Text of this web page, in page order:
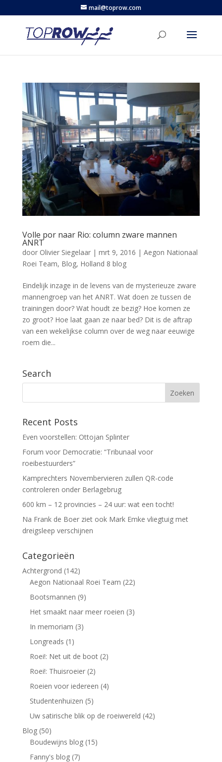
mail@toprow.com
Volle por naar Rio: column zware mannen
ANRT
door Olivier Siegelaar| mrt 9, 2016 | Aegon Nationaal
Roei Team, Blog, Holland 8 blog
Eindelijk inzage in de levens van de mysterieuze zware
mannengroep van het ANRT. Wat doen ze tussen de
trainingen door? Wat houdt ze bezig? Hoe komen ze
zo groot? Hoe laat gaan ze naar bed? Dit is de aftrap
van een wekelijkse column over de weg naar eeuwige
roem die...
Search
Recent Posts
Even voorstellen: Ottojan Splinter
Forum voor Democratie: “Tribunaal voor
roeibestuurders”
Kamprechters Novembervieren zullen QR-code
controleren onder Berlagebrug
600 km – 12 provincies – 24 uur: wat een tocht!
Na Frank de Boer ziet ook Mark Emke vliegtuig met
dreigsleep verschijnen
Categorieën
Achtergrond (142)
Aegon Nationaal Roei Team (22)
Bootsmannen (9)
Het smaakt naar meer roeien (3)
In memoriam (3)
Longreads (1)
Roei!: Net uit de boot(2)
Roei!: Thuisroeier(2)
Roeien voor iedereen (4)
Studentenhuizen (5)
Uw satirische blik op de roeiwereld (42)
Blog(50)
Boudewijns blog(15)
Fanny's blog(7)